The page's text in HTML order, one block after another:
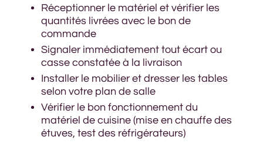
Réceptionner le matériel et vérifier les
quantités livrées avec le bon de
commande
Signaler immédiatement tout écart ou
casse constatée à la livraison
Installer le mobilier et dresser les tables
selon votre plan de salle
Vérifier le bon fonctionnement du
matériel de cuisine (mise en chauffe des
étuves, test des réfrigérateurs)